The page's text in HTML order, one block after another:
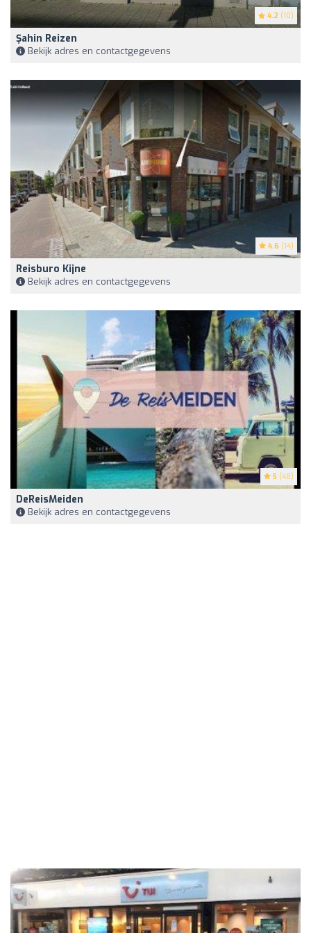
4.2 (10)
Şahin Reizen
Bekijk adres en contactgegevens
4.6 (14)
Reisburo Kijne
Bekijk adres en contactgegevens
5 (48)
DeReisMeiden
Bekijk adres en contactgegevens